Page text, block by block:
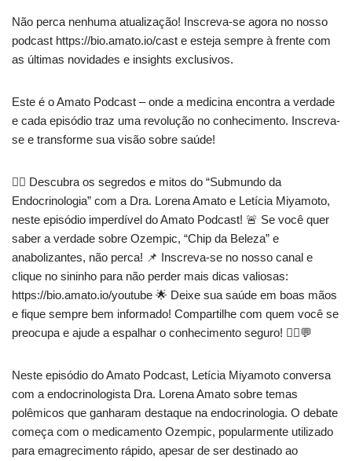
Não perca nenhuma atualização! Inscreva-se agora no nosso
podcast https://bio.amato.io/cast e esteja sempre à frente com
as últimas novidades e insights exclusivos.
Este é o Amato Podcast – onde a medicina encontra a verdade
e cada episódio traz uma revolução no conhecimento. Inscreva-
se e transforme sua visão sobre saúde!
🕵️‍♂️ Descubra os segredos e mitos do “Submundo da
Endocrinologia” com a Dra. Lorena Amato e Letícia Miyamoto,
neste episódio imperdível do Amato Podcast! 🚨 Se você quer
saber a verdade sobre Ozempic, “Chip da Beleza” e
anabolizantes, não perca! 📌 Inscreva-se no nosso canal e
clique no sininho para não perder mais dicas valiosas:
https://bio.amato.io/youtube 🌟 Deixe sua saúde em boas mãos
e fique sempre bem informado! Compartilhe com quem você se
preocupa e ajude a espalhar o conhecimento seguro! 👩‍⚕️💬
Neste episódio do Amato Podcast, Letícia Miyamoto conversa
com a endocrinologista Dra. Lorena Amato sobre temas
polêmicos que ganharam destaque na endocrinologia. O debate
começa com o medicamento Ozempic, popularmente utilizado
para emagrecimento rápido, apesar de ser destinado ao